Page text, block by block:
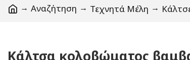
Αναζήτηση Τεχνητά Μέλη
Κάλτσα κολοβώματος